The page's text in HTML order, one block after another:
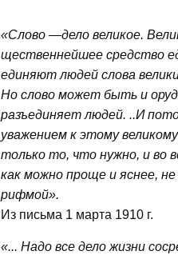
«Слово —дело великое.
щественнейшее средство
единяют людей слова
Но слово может быть и
разъединяет людей. ..И
уважением к этому
только то, что нужно, и во
как можно проще и яснее,
рифмой».
Из письма 1 марта 1910 г.
«... Надо все дело жизни